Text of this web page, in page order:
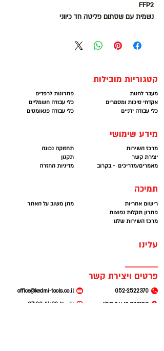
FFP2
נשמית עם שסתום פליטה חד כיווני
קטגוריות מובילות
פתרונות לרפדים
כלי עבודה חשמליים
כלי עבודה פנאומטים
מעבר לחנות
אקדחי סיכות ומסמרים
כלי עבודה ידניים
מידע שימושי
תחזוקה נכונה
תקנון
מדיניות החזרה
מרכז השירות
יצירת קשר
מאמרים/מדריכים - בקרוב
תמיכה
מתן משוב על האתר
רישום אחריות
פתרון תקלות נפוצות
מרכז השירות שלנו
עלינו
פרטים ויצירת קשר
office@kedmi-tools.co.il
052-2522370
א׳ - ה׳ 07:00-14:30
המרכבה 19. א.ת חולון